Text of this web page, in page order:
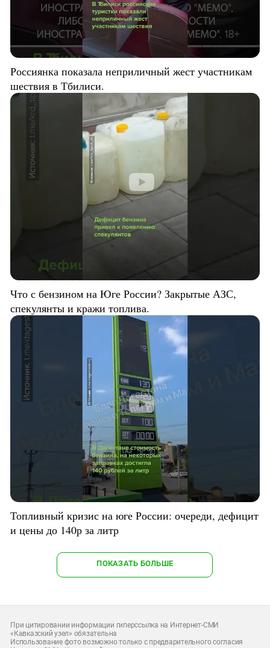
Россиянка показала неприличный жест участникам
шествия в Тбилиси.
Что с бензином на Юге России? Закрытые АЗС,
спекулянты и кражи топлива.
Топливный кризис на юге России: очереди, дефицит
и цены до 140р за литр
ПОКАЗАТЬ БОЛЬШЕ
При цитировании информации гиперссылка на Интернет-СМИ
«Кавказский узел» обязательна
Использование фото возможно только с предварительного согласия